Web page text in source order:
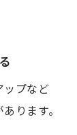
ップなど
ります。